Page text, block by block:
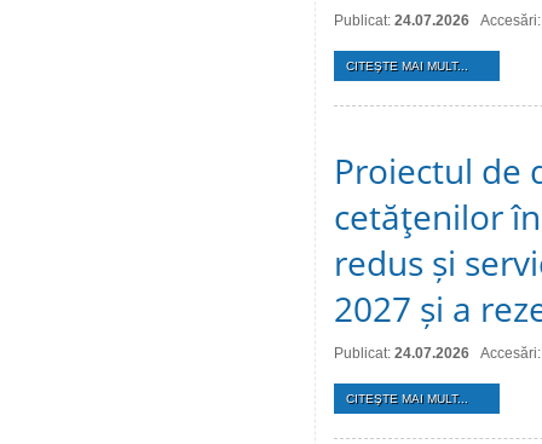
Publicat: 24.07.2026
CITEŞTE MAI MULT...
Proiectul de
cetăţenilor
redus și
2027 și a
Publicat: 24.07.2026
CITEŞTE MAI MULT...